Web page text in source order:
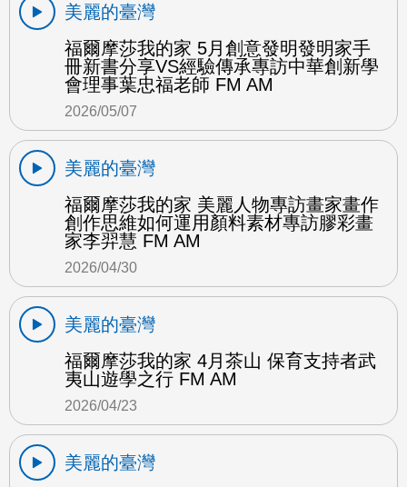
美麗的臺灣
福爾摩莎我的家 5月創意發明發明家手
冊新書分享VS經驗傳承專訪中華創新學
會理事葉忠福老師 FM AM
2026/05/07
美麗的臺灣
福爾摩莎我的家 美麗人物專訪畫家畫作
創作思維如何運用顏料素材專訪膠彩畫
家李羿慧 FM AM
2026/04/30
美麗的臺灣
福爾摩莎我的家 4月茶山 保育支持者武
夷山遊學之行 FM AM
2026/04/23
美麗的臺灣